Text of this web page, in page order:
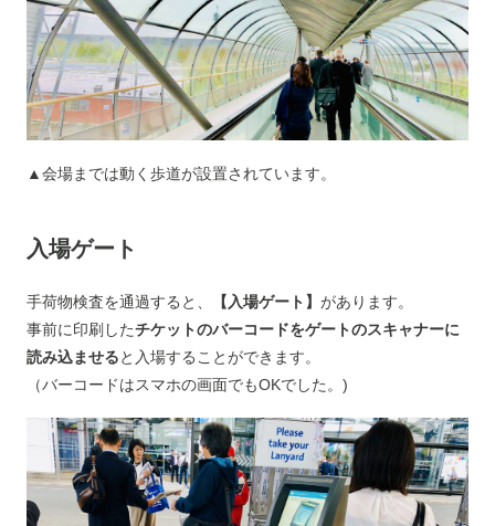
▲会場までは動く歩道が設置されています。
入場ゲート
手荷物検査を通過すると、 【入場ゲート】 があります。
事前に印刷したチケットのバーコードをゲートのスキャナーに
読み込ませると入場することができます。
（バーコードはスマホの画面でもOKでした。)